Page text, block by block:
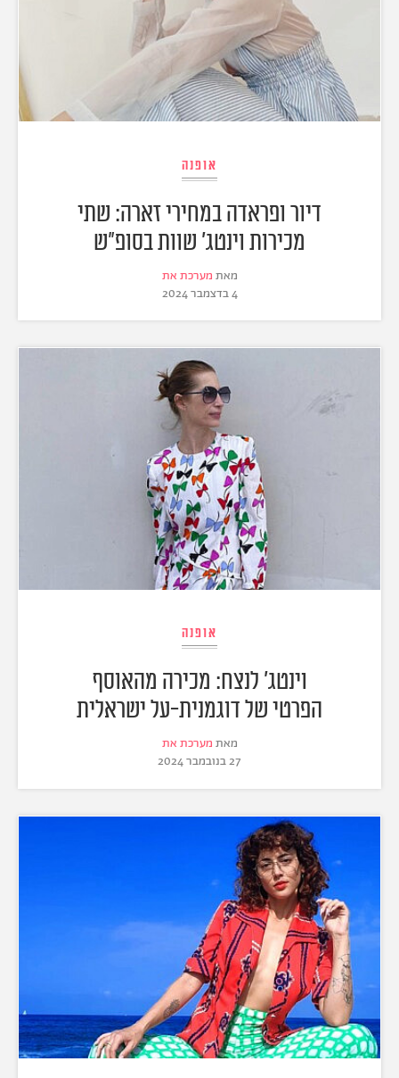
אופנה
דיור ופראדה במחירי זארה: שתי
מכירות וינטג' שוות בסופ"ש
מאת מערכת את
4 בדצמבר 2024
אופנה
וינטג' לנצח: מכירה מהאוסף
הפרטי של דוגמנית-על ישראלית
מאת מערכת את
27 בנובמבר 2024